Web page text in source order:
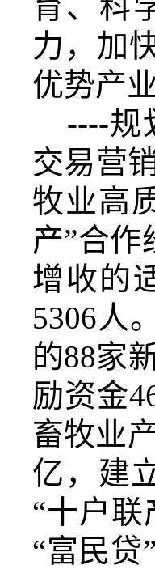
力 ， 加
优势产
----规
交易营
牧业高
产”合作
增收的
5306人
的88家
励资金
畜牧业
亿，建
“十户联
“富民贷